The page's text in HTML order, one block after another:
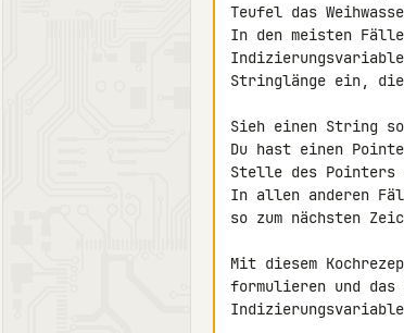
Teufel das
In den meisten
Stringlänge ein,
Sieh einen String
Du hast einen
Stelle des
In allen anderen
so zum nächsten
Mit diesem
formulieren und